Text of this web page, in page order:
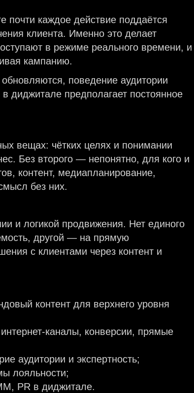
почти каждое действие поддаётся
клиента. Именно это делает
в режиме реального времени, и
кампанию.
поведение аудитории
диджитале предполагает постоянное
вещах: чётких целях и понимании
Без второго — непонятно, для кого и
контент, медиапланирование,
без них.
и логикой продвижения. Нет единого
другой — на прямую
с клиентами через контент и
контент для верхнего уровня
каналы, конверсии, прямые
аудитории и экспертность;
лояльности;
PR в диджитале.